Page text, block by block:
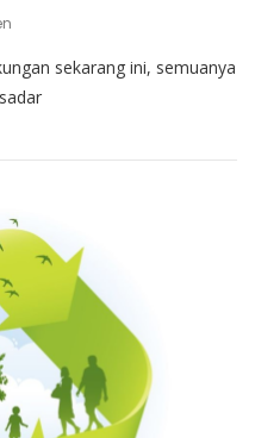
sekarang ini, semuanya